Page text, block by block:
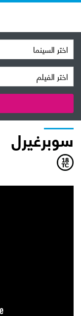
اختر السينما
اختر الفيلم
سوبرغيرل